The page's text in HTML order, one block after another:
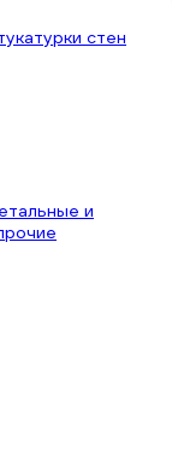
стен
и